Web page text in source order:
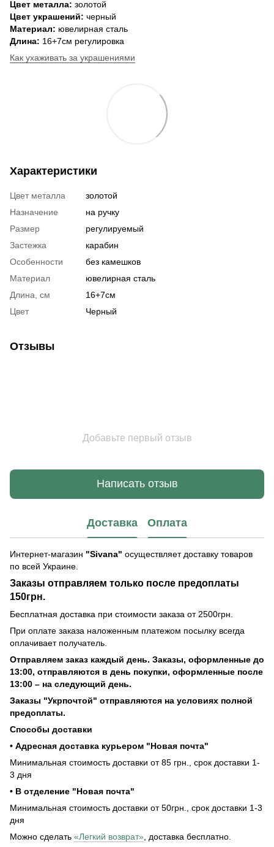
Цвет металла: золотой
Цвет украшений: черный
Материал: ювелирная сталь
Длина: 16+7см регулировка
Как ухаживать за украшениями
Характеристики
Цвет металла
золотой
Назначение
на ручку
Размер
регулируемый
Застежка
карабин
Особенности
без камешков
Материал
ювелирная сталь
Длина, см
16+7см
Цвет
Черный
Отзывы
Добавьте первый отзыв
Написать отзыв
Доставка Оплата
Интернет-магазин "Sivana" осуществляет доставку товаров
по всей Украине.
Заказы отправляем только после предоплаты
150грн.
Бесплатная доставка при стоимости заказа от 2500грн.
При оплате заказа наложенным платежом посылку всегда
оплачивает получатель.
Отправляем заказ каждый день. Заказы, оформленные до
13:00, отправляются в день покупки, оформленные после
13:00 – на следующий день.
Заказы "Укрпочтой" отправляются на условиях полной
предоплаты.
Способы доставки
• Адресная доставка курьером "Новая почта"
Минимальная стоимость доставки от 85 грн., срок доставки 1-
3 дня
• В отделение "Новая почта"
Минимальная стоимость доставки от 50грн., срок доставки 1-3
дня
Можно сделать «Легкий возврат» , доставка бесплатно.